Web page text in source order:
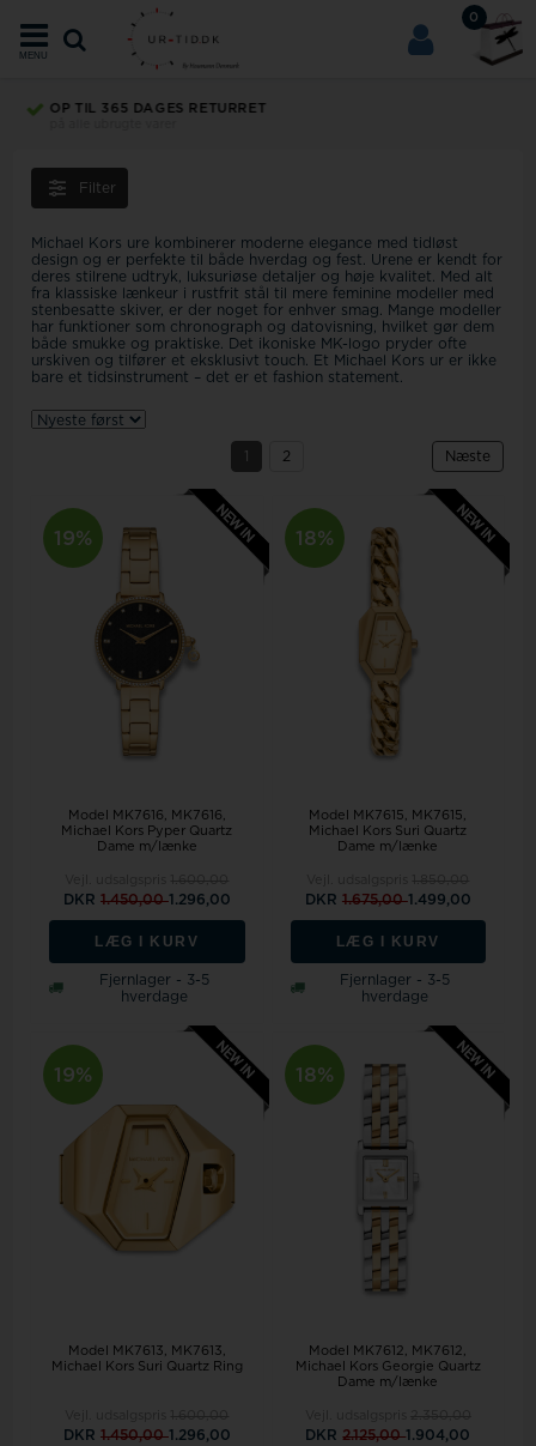
0
MENU
OP TIL 365 DAGES RETURRET
Filter
Michael Kors ure kombinerer moderne elegance med tidløst
design og er perfekte til både hverdag og fest. Urene er kendt for
deres stilrene udtryk, luksuriøse detaljer og høje kvalitet. Med alt
fra klassiske lænkeur i rustfrit stål til mere feminine modeller med
stenbesatte skiver, er der noget for enhver smag. Mange modeller
har funktioner som chronograph og datovisning, hvilket gør dem
både smukke og praktiske. Det ikoniske MK-logo pryder ofte
urskiven og tilfører et eksklusivt touch. Et Michael Kors ur er ikke
bare et tidsinstrument – det er et fashion statement.
2 Næste
19%
Model MK7616
MK7616,
Michael Kors Pyper Quartz
Dame m/lænke
DKR 1.450,001.296,00
LÆG I KURV
Fjernlager - 3-5
hverdage
18%
Model MK7615
MK7615,
Michael Kors Suri Quartz
Dame m/lænke
DKR 1.675,001.499,00
LÆG I KURV
Fjernlager - 3-5
hverdage
19%
Model MK7613
MK7613,
Michael Kors Suri Quartz Ring
DKR 1.450,001.296,00
18%
Model MK7612
MK7612,
Michael Kors Georgie Quartz
Dame m/lænke
DKR2.125,001.904,00